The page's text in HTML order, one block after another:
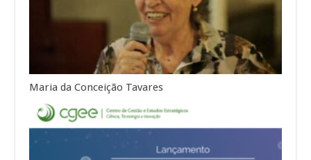
Maria da Conceição Tavares